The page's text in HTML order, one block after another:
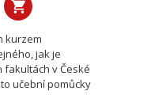
kurzem
jak je
v České
učební pomůcky